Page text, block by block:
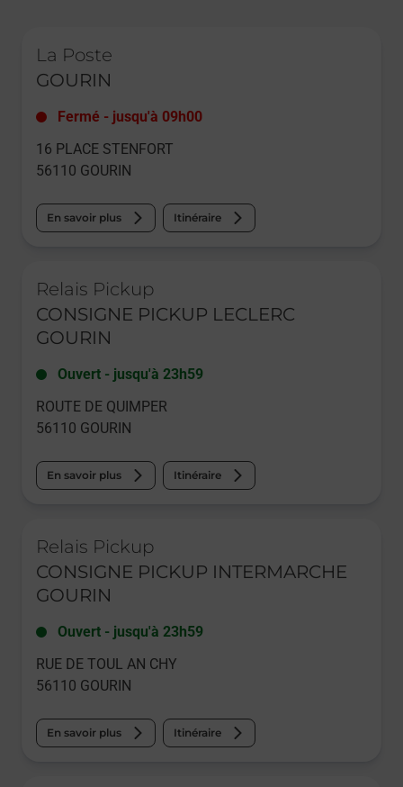
La Poste
GOURIN
Fermé - jusqu'à 09h00
16 PLACE STENFORT
56110 GOURIN
En savoir plus Itinéraire
Relais Pickup
CONSIGNE PICKUP LECLERC
GOURIN
Ouvert - jusqu'à 23h59
ROUTE DE QUIMPER
56110 GOURIN
En savoir plus Itinéraire
Relais Pickup
CONSIGNE PICKUP INTERMARCHE
GOURIN
Ouvert - jusqu'à 23h59
RUE DE TOUL AN CHY
56110 GOURIN
En savoir plus Itinéraire